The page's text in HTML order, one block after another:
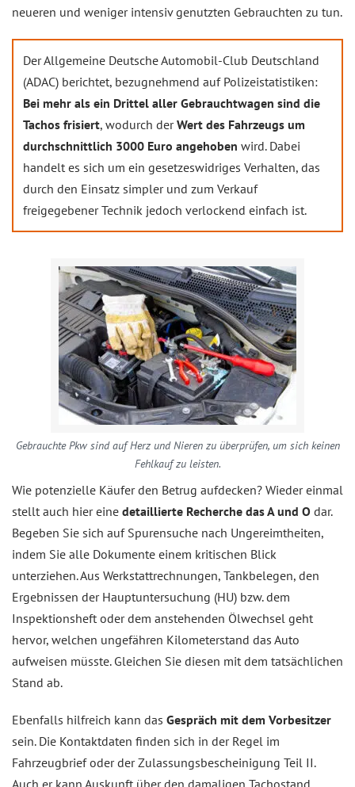
neueren und weniger intensiv genutzten Gebrauchten zu tun.
Der Allgemeine Deutsche Automobil-Club Deutschland
(ADAC) berichtet, bezugnehmend auf Polizeistatistiken:
Bei mehr als ein Drittel aller Gebrauchtwagen sind die
Tachos frisiert, wodurch derWert des Fahrzeugs um
durchschnittlich 3000 Euro angehoben wird. Dabei
handelt es sich um ein gesetzeswidriges Verhalten, das
durch den Einsatz simpler und zum Verkauf
freigegebener Technik jedoch verlockend einfach ist.
Gebrauchte Pkw sind auf Herz und Nieren zu überprüfen, um sich keinen
Fehlkauf zu leisten.
Wie potenzielle Käufer den Betrug aufdecken? Wieder einmal
stellt auch hier eine detaillierte Recherche das A und O dar.
Begeben Sie sich auf Spurensuche nach Ungereimtheiten,
indem Sie alle Dokumente einem kritischen Blick
unterziehen. Aus Werkstattrechnungen, Tankbelegen, den
Ergebnissen der Hauptuntersuchung (HU) bzw. dem
Inspektionsheft oder dem anstehenden Ölwechsel geht
hervor, welchen ungefähren Kilometerstand das Auto
aufweisen müsste. Gleichen Sie diesen mit dem tatsächlichen
Stand ab.
Ebenfalls hilfreich kann das Gespräch mit dem Vorbesitzer
sein. Die Kontaktdaten finden sich in der Regel im
Fahrzeugbrief oder der Zulassungsbescheinigung Teil II.